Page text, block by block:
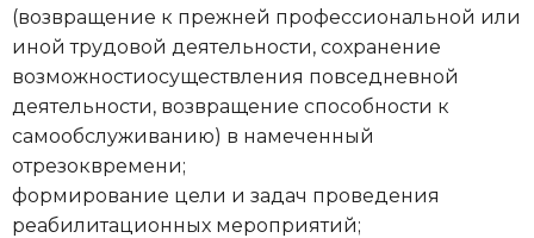
(возвращение к прежней профессиональной или
иной трудовой деятельности, сохранение
возможностиосуществления повседневной
деятельности, возвращение способности к
самообслуживанию) в намеченный
отрезоквремени;
формирование цели и задач проведения
реабилитационных мероприятий;